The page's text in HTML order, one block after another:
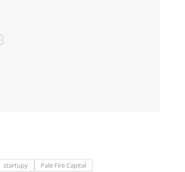
startupy
Pale Fire Capital